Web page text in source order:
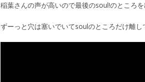
稲葉さんの声が高いので最後のsoul!のところ
ずーっと穴は塞いでいてsoulのところだけ離し